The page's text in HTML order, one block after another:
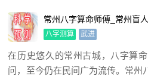
常州八字算命师傅_常州盲
算命
八字测算 武进
在历史悠久的常州古城，八字算
问，至今仍在民间广为流传。常州